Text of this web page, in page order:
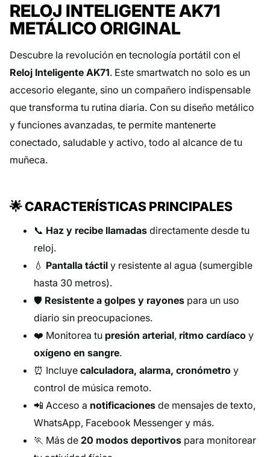
RELOJ INTELIGENTE AK71
METÁLICO ORIGINAL
Descubre la revolución en tecnología portátil con el
Reloj Inteligente AK71. Este smartwatch no solo es un
accesorio elegante, sino un compañero indispensable
que transforma tu rutina diaria. Con su diseño metálico
y funciones avanzadas, te permite mantenerte
conectado, saludable y activo, todo al alcance de tu
muñeca.
🌟 CARACTERÍSTICAS PRINCIPALES
📞 Haz y recibe llamadas directamente desde tu
reloj.
💧 Pantalla táctil y resistente al agua (sumergible
hasta 30 metros).
🛡️ Resistente a golpes y rayones para un uso
diario sin preocupaciones.
❤️ Monitorea tu presión arterial, ritmo cardíaco y
oxígeno en sangre.
⏰ Incluye calculadora, alarma, cronómetro y
control de música remoto.
📲 Acceso a notificaciones de mensajes de texto,
WhatsApp, Facebook Messenger y más.
🏃 Más de 20 modos deportivos para monitorear